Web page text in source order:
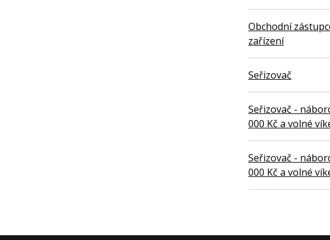
Obchodní
zařízení
Seřizovač
Seřizovač -
000 Kč a volné
Seřizovač -
000 Kč a volné